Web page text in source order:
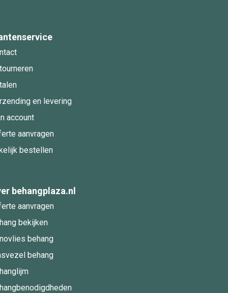
en levering
account
aanvragen
bestellen
behangplaza.nl
aanvragen
bekijken
behang
behang